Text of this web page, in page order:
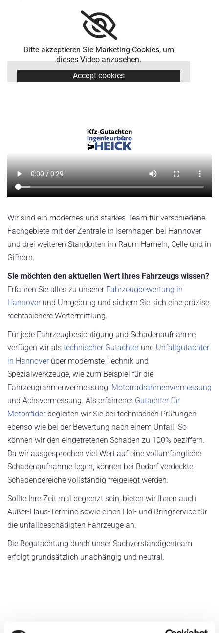
h
n
d
Bitte akzeptieren Sie Marketing-Cookies, um
dieses Video anzusehen.
Accept cookies
Wir sind ein modernes und starkes Team für verschiedene
Fachgebiete mit der Zentrale in Isernhagen bei Hannover
und drei weiteren Standorten im Raum Hameln, Celle und in
Gifhorn.
Sie möchten den aktuellen Wert Ihres Fahrzeugs wissen?
Erfahren Sie alles zu unserer Fahrzeugbewertung in
Hannoverund Umgebung und sichern Sie sich eine präzise,
rechtssichere Wertermittlung.
Für jede Fahrzeugbesichtigung und Schadenaufnahme
verfügen wir als technischer Gutachterund Unfallgutachter
in Hannoverüber modernste Technik und
Spezialwerkzeuge, wie zum Beispiel für die
Fahrzeugrahmenvermessung, Motorradrahmenvermessung
und Achsvermessung. Als erfahrener Gutachter für
Motorräderbegleiten wir Sie bei technischen Prüfungen
ebenso wie bei der Bewertung nach einem Unfall. So
können wir den eingetretenen Schaden zu 100% beziffern.
Da wir ausgesprochen viel Wert auf eine vollumfängliche
Schadenaufnahme legen, können bei Bedarf verdeckte
Schadenbereiche vollständig freigelegt werden.
Sollte Ihre Zeit mal begrenzt sein, bieten wir Ihnen auch
Außer-Haus-Termine sowie einen Hol- und Bringservice für
die unfallbeschädigten Fahrzeuge an.
Die Begutachtung durch unser Sachverständigenteam
erfolgt grundsätzlich unabhängig und neutral.